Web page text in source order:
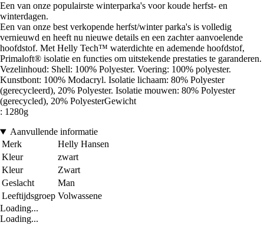
Een van onze populairste winterparka's voor koude herfst- en
winterdagen.
Een van onze best verkopende herfst/winter parka's is volledig
vernieuwd en heeft nu nieuwe details en een zachter aanvoelende
hoofdstof. Met Helly Tech™ waterdichte en ademende hoofdstof,
Primaloft® isolatie en functies om uitstekende prestaties te garanderen.
Vezelinhoud: Shell: 100% Polyester. Voering: 100% polyester.
Kunstbont: 100% Modacryl. Isolatie lichaam: 80% Polyester
(gerecycleerd), 20% Polyester. Isolatie mouwen: 80% Polyester
(gerecycled), 20% PolyesterGewicht
: 1280g
Aanvullende informatie
Merk
Helly Hansen
Kleur
zwart
Kleur
Zwart
Geslacht
Man
Leeftijdsgroep Volwassene
Loading...
Loading...